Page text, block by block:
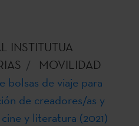
INSTITUTUA
MOVILIDAD
bolsas de viaje para
de creadores/as y
y literatura (2021)